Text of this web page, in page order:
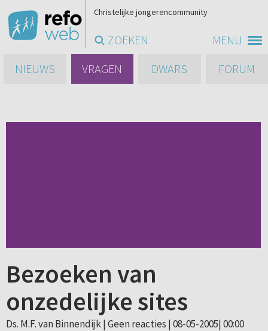
MENU
Christelijke jongerencommunity
ZOEKEN
NIEUWS
VRAGEN DWARS FORUM
Bezoeken van
onzedelijke sites
Ds. M.F. van Binnendijk | Geen reacties | 08-05-2005| 00:00